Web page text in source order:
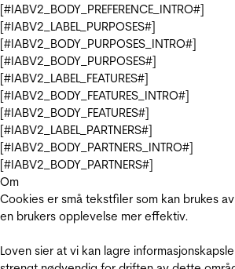
[#IABV2_BODY_PREFERENCE_INTRO#]
[#IABV2_LABEL_PURPOSES#]
[#IABV2_BODY_PURPOSES_INTRO#]
[#IABV2_BODY_PURPOSES#]
[#IABV2_LABEL_FEATURES#]
[#IABV2_BODY_FEATURES_INTRO#]
[#IABV2_BODY_FEATURES#]
[#IABV2_LABEL_PARTNERS#]
[#IABV2_BODY_PARTNERS_INTRO#]
[#IABV2_BODY_PARTNERS#]
Om
Cookies er små tekstfiler som kan brukes
en brukers opplevelse mer effektiv.
Loven sier at vi kan lagre